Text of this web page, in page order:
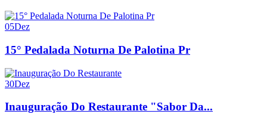
05Dez
15° Pedalada Noturna De Palotina Pr
30Dez
Inauguração Do Restaurante "Sabor Da...